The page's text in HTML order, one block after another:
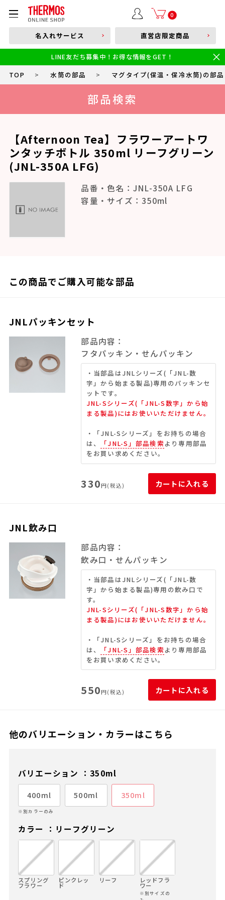
0
部品購入はこちら
本体品番やキーワードを入力
食洗機対応 新製品
幼児・園児向け水筒
小学生 低・中学年向け水筒
小学生 中・高学年向け水筒
名入れサービス 直営店限定商品
LINE友だち募集中！お得な情報をGET！
TOP > 水筒の部品 > マグタイプ(保温・保冷水筒)の部品
部品検索
【Afternoon Tea】フラワーアートワ
ンタッチボトル 350ml リーフグリーン
(JNL-350A LFG)
品番・色名：JNL-350A LFG
容量・サイズ：350ml
この商品でご購入可能な部品
JNLパッキンセット
部品内容：
フタパッキン・せんパッキン
・当部品はJNLシリーズ(「JNL-数
字」から始まる製品)専用のパッキンセ
ットです。
JNL-Sシリーズ(「JNL-S数字」から始
まる製品)にはお使いいただけません。
・「JNL-Sシリーズ」をお持ちの場合
は、
「JNL-S」部品検索 より専用部品
をお買い求めください。
330円(税込) カートに入れる
JNL飲み口
部品内容：
飲み口・せんパッキン
・当部品はJNLシリーズ(「JNL-数
字」から始まる製品)専用の飲み口で
す。
JNL-Sシリーズ(「JNL-S数字」から始
まる製品)にはお使いいただけません。
・「JNL-Sシリーズ」をお持ちの場合
は、
「JNL-S」部品検索 より専用部品
をお買い求めください。
550円(税込) カートに入れる
他のバリエーション・カラーはこちら
バリエーション ：350ml
400ml
※別カラーのみ
500ml 350ml
カラー ：リーフグリーン
スプリング
フラワー
ピンクレッ
ド
リーフ レッドフラ
ワー
※別サイズの